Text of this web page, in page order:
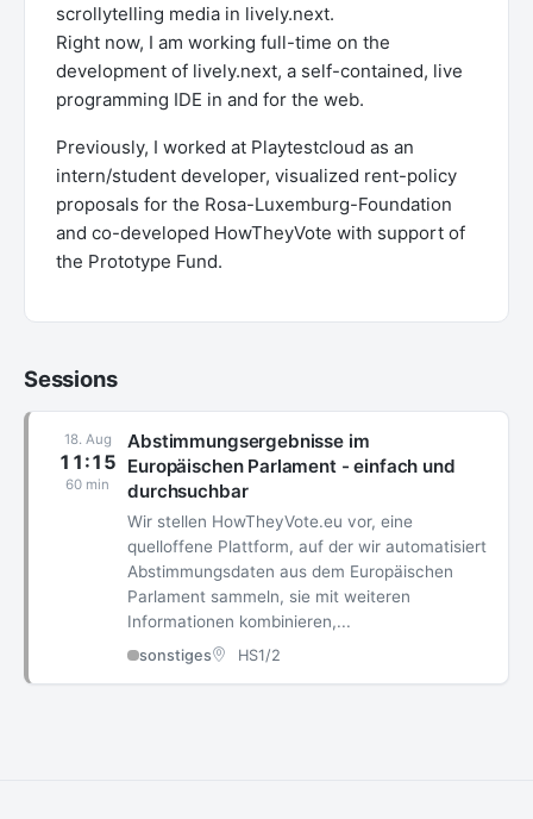
scrollytelling media in lively.next.
Right now, I am working full-time on the
development of lively.next, a self-contained, live
programming IDE in and for the web.
Previously, I worked at Playtestcloud as an
intern/student developer, visualized rent-policy
proposals for the Rosa-Luxemburg-Foundation
and co-developed HowTheyVote with support of
the Prototype Fund.
Sessions
18. Aug
11:15
60 min
Abstimmungsergebnisse im
Europäischen Parlament - einfach und
durchsuchbar
Wir stellen HowTheyVote.eu vor, eine
quelloffene Plattform, auf der wir automatisiert
Abstimmungsdaten aus dem Europäischen
Parlament sammeln, sie mit weiteren
Informationen kombinieren,...
sonstiges HS1/2